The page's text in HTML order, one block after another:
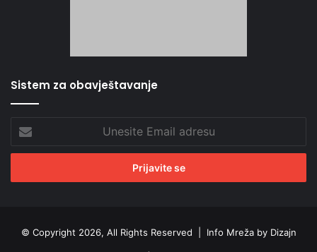
Sistem za obavještavanje
Unesite
Email
adresu
© Copyright 2026, All Rights Reserved | Info Mreža by Dizajn